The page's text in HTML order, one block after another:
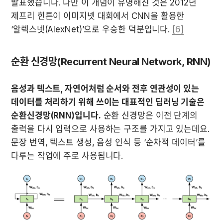
발표했습니다. 다만 이 개념이 유명해진 것은 2012년
제프리 힌튼이 이미지넷 대회에서 CNN을 활용한
‘알렉스넷(AlexNet)’으로 우승한 덕분입니다. [6]
순환 신경망(Recurrent Neural Network, RNN)
음성과 텍스트, 자연어처럼 순서와 전후 연관성이 있는
데이터를 처리하기 위해 쓰이는 대표적인 딥러닝 기술은
순환신경망(RNN)입니다. 순환 신경망은 이전 단계의
출력을 다시 입력으로 사용하는 구조를 가지고 있는데요.
문장 번역, 텍스트 생성, 음성 인식 등 ‘순차적 데이터’를
다루는 작업에 주로 사용됩니다.